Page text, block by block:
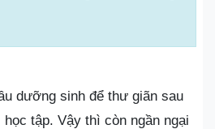
dưỡng sinh để thư giãn sau
tập. Vậy thì còn ngần ngại